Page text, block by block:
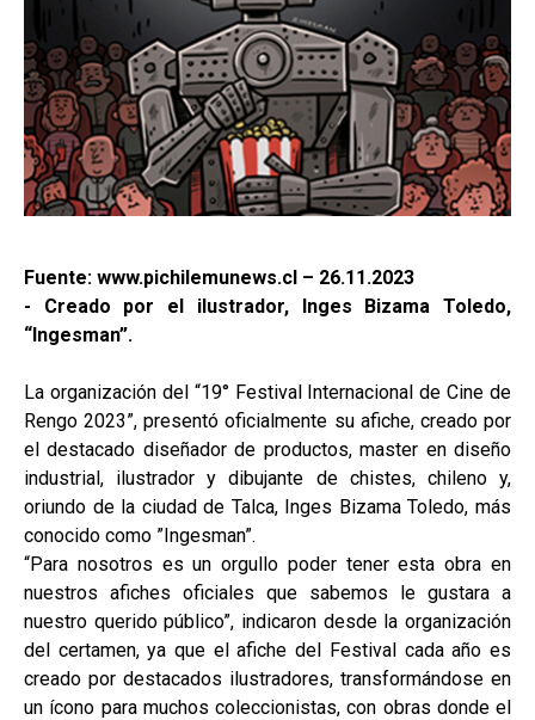
Fuente: www.pichilemunews.cl – 26.11.2023
- Creado por el ilustrador, Inges Bizama Toledo,
“Ingesman”.
La organización del “19° Festival Internacional de Cine de
Rengo 2023”, presentó oficialmente su afiche, creado por
el destacado diseñador de productos, master en diseño
industrial, ilustrador y dibujante de chistes, chileno y,
oriundo de la ciudad de Talca, Inges Bizama Toledo, más
conocido como ”Ingesman”.
“Para nosotros es un orgullo poder tener esta obra en
nuestros afiches oficiales que sabemos le gustara a
nuestro querido público”, indicaron desde la organización
del certamen, ya que el afiche del Festival cada año es
creado por destacados ilustradores, transformándose en
un ícono para muchos coleccionistas, con obras donde el